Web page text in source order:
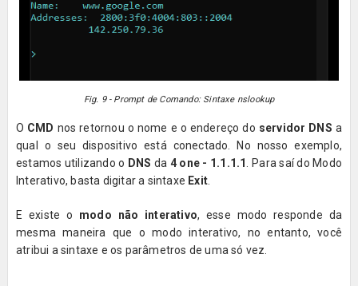
Fig. 9 - Prompt de Comando: Sintaxe nslookup
O CMD nos retornou o nome e o endereço do servidor DNS a
qual o seu dispositivo está conectado. No nosso exemplo,
estamos utilizando o DNS da 4 one - 1.1.1.1 . Para saí do Modo
Interativo, basta digitar a sintaxe Exit.
E existe o modo não interativo, esse modo responde da
mesma maneira que o modo interativo, no entanto, você
atribui a sintaxe e os parâmetros de uma só vez.